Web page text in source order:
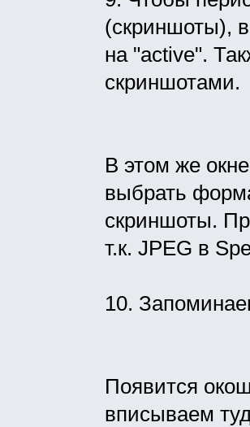
(скриншоты),
на "active".
скриншотами.
В этом же
выбрать
скриншоты.
т.к. JPEG в
10.
Появится
вписываем